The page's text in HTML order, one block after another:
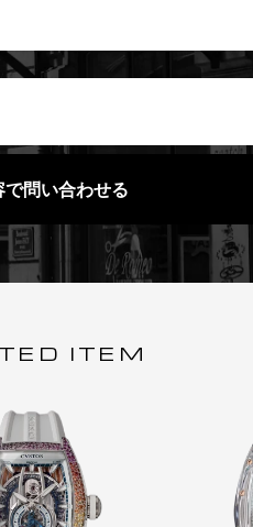
で問い合わせる
T E D I T E M